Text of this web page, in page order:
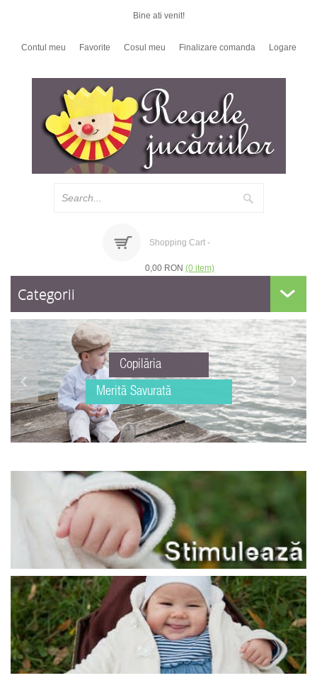
Bine ati venit!
Contul meu Favorite Cosul meu Finalizare comanda Logare
Shopping Cart -
0,00 RON (0 item)
Categorii
Copilăria
Merită Savurată